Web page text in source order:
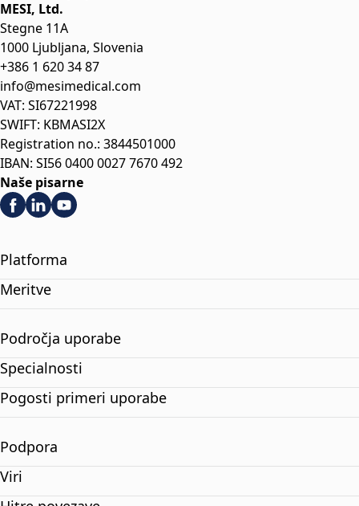
MESI, Ltd.
Stegne 11A
1000 Ljubljana, Slovenia
+386 1 620 34 87
info@mesimedical.com
VAT: SI67221998
SWIFT: KBMASI2X
Registration no.: 3844501000
IBAN: SI56 0400 0027 7670 492
Naše pisarne
Platforma
Meritve
Področja uporabe
Specialnosti
Pogosti primeri uporabe
Podpora
Viri